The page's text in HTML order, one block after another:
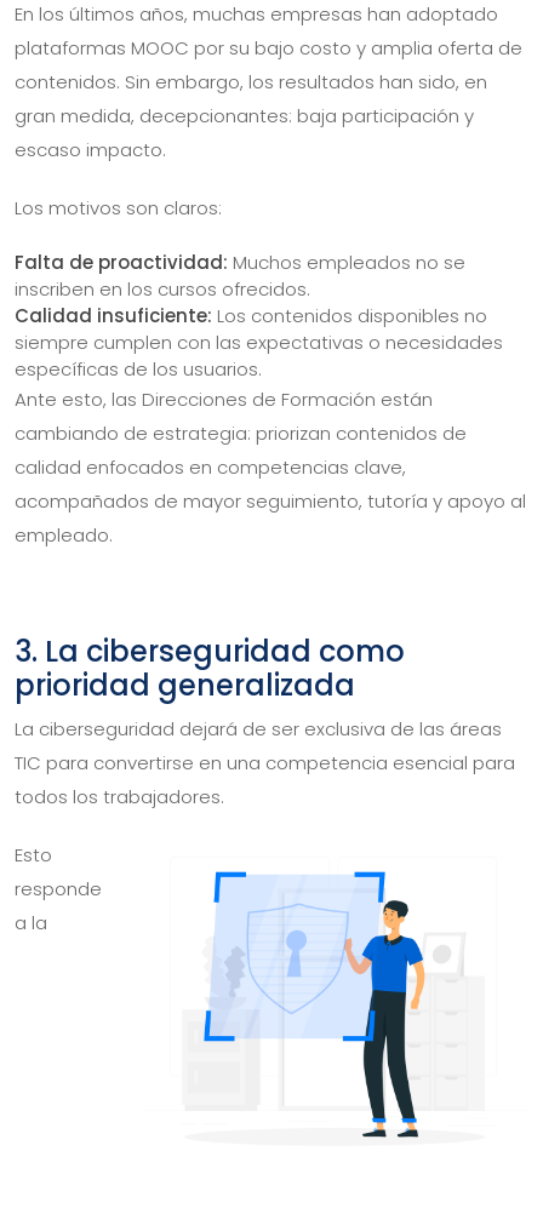
En los últimos años, muchas empresas han adoptado
plataformas MOOC por su bajo costo y amplia oferta de
contenidos. Sin embargo, los resultados han sido, en
gran medida, decepcionantes: baja participación y
escaso impacto.
Los motivos son claros:
Falta de proactividad: Muchos empleados no se
inscriben en los cursos ofrecidos.
Calidad insuficiente: Los contenidos disponibles no
siempre cumplen con las expectativas o necesidades
específicas de los usuarios.
Ante esto, las Direcciones de Formación están
cambiando de estrategia: priorizan contenidos de
calidad enfocados en competencias clave,
acompañados de mayor seguimiento, tutoría y apoyo al
empleado.
3. La ciberseguridad como
prioridad generalizada
La ciberseguridad dejará de ser exclusiva de las áreas
TIC para convertirse en una competencia esencial para
todos los trabajadores.
Esto
responde
a la